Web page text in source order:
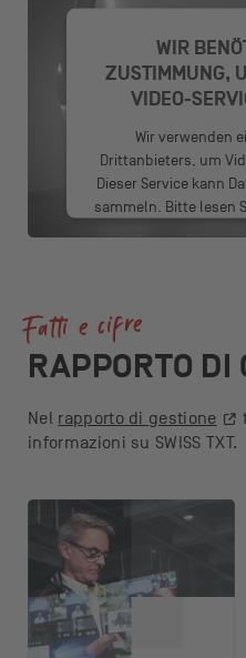
WIR
ZUSTIMMUNG,
VIDEO-
Wir verwenden
Drittanbieters, um
Dieser Service kann
sammeln. Bitte lesen
Fatti e cifre
RAPPORTO DI
Nel rapporto di gestione
informazioni su SWISS TXT.